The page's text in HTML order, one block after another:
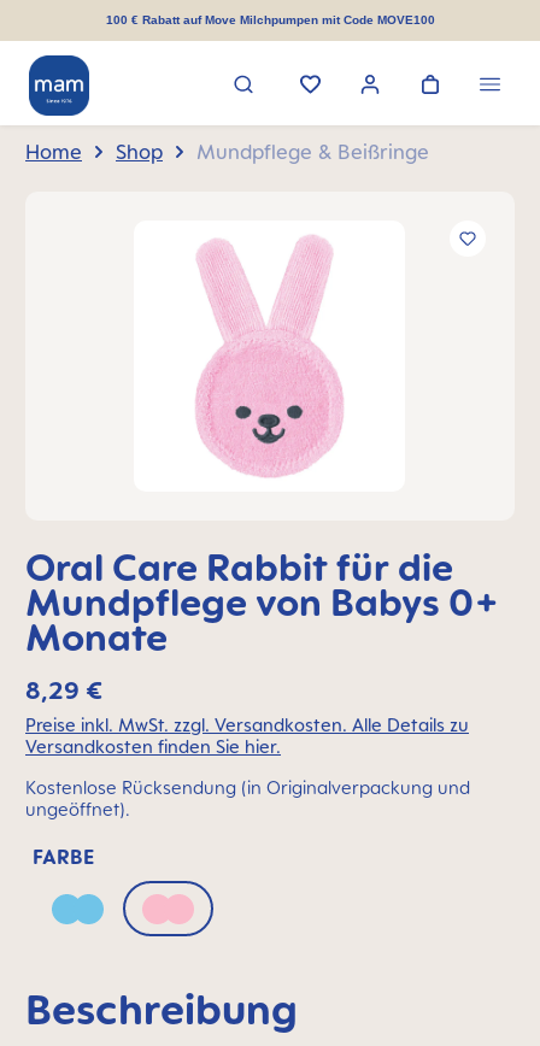
springen100 € Rabatt auf Move Milchpumpen mit Code MOVE100
Home Shop Mundpflege & Beißringe
Oral Care Rabbit für die
Mundpflege von Babys 0+
Monate
8,29 €
Preise inkl. MwSt. zzgl. Versandkosten. Alle Details zu
Versandkosten finden Sie hier.
Kostenlose Rücksendung (in Originalverpackung und
ungeöffnet).
FARBE
Ice Blue Pale Rose
Beschreibung